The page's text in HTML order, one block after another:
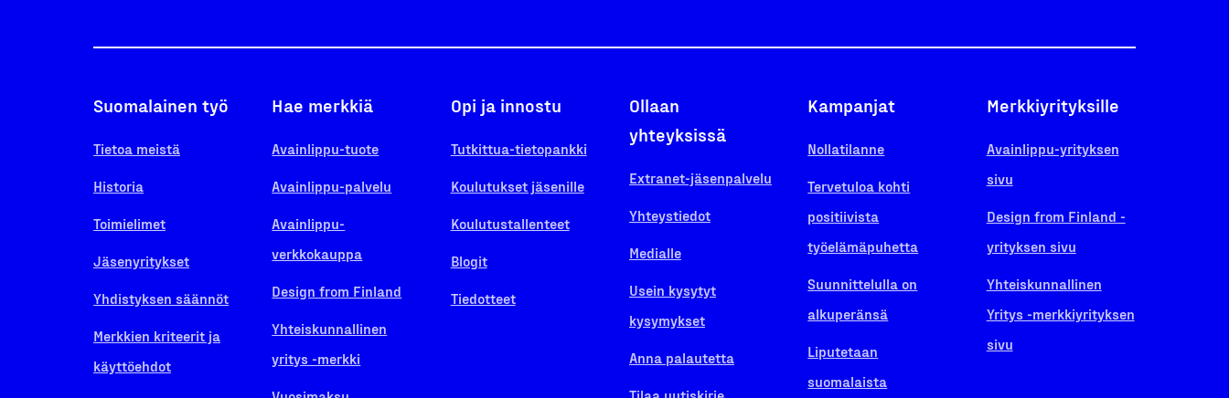
Suomalainen työ
Tietoa meistä
Historia
Toimielimet
Jäsenyritykset
Yhdistyksen säännöt
Merkkien kriteerit ja
käyttöehdot
Hae merkkiä
Avainlippu-tuote
Avainlippu-palvelu
Avainlippu-
verkkokauppa
Design from Finland
Yhteiskunnallinen
yritys -merkki
Opi ja innostu
Tutkittua-tietopankki
Koulutukset jäsenille
Koulutustallenteet
Blogit
Tiedotteet
Ollaan
yhteyksissä
Extranet-jäsenpalvelu
Yhteystiedot
Medialle
Usein kysytyt
kysymykset
Anna palautetta
Tilaa uutiskirje
Kampanjat
Nollatilanne
Tervetuloa kohti
positiivista
työelämäpuhetta
Suunnittelulla on
alkuperänsä
Liputetaan
suomalaista
Merkkiyrityksille
Avainlippu-yrityksen
sivu
Design from Finland -
yrityksen sivu
Yhteiskunnallinen
Yritys -merkkiyrityksen
sivu